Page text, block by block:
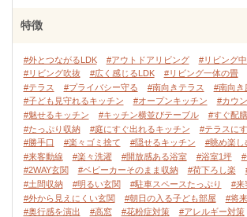
特徴
#外とつながるLDK #アウトドアリビング
#リビング
#リビング吹抜
#広く感じるLDK #リビング一体の畳
#テラス
#プライバシー守る #南向きテラス
#南向き
#子ども見守れるキッチン
#オープンキッチン
#カウ
#魅せるキッチン
#キッチン横並びテーブル #すぐ配膳
#たっぷり収納
#庭にすぐ出れるキッチン
#テラスに
#勝手口
#楽々ゴミ捨て #隠せるキッチン #眺め楽し
#来客動線
#楽々洗濯 #開放感ある浴室 #浴室1坪
#2WAY玄関
#ベビーカーそのまま収納 #荷下ろし楽
#土間収納
#明るい玄関 #駐車スペースたっぷり
#来
#外から見えにくい玄関
#朝日の入る子ども部屋
#将
#奥行感を演出
#高窓 #花粉症対策 #アレルギー対策